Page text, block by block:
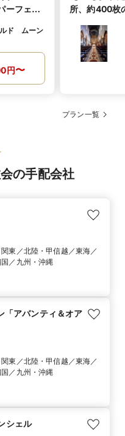
ーフェク
ルド ムーン
円〜
所、約400枚
プラン一覧
の手配会社
東／北陸・甲信越／東海／
／九州・沖縄
「アバンティ＆オア
東／北陸・甲信越／東海／
／九州・沖縄
シェル